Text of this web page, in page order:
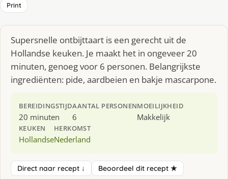
Print
Supersnelle ontbijttaart is een gerecht uit de
Hollandse keuken. Je maakt het in ongeveer 20
minuten, genoeg voor 6 personen. Belangrijkste
ingrediënten: pide, aardbeien en bakje mascarpone.
BEREIDINGSTIJD
20 minuten
AANTAL PERSONEN
6
MOEILIJKHEID
Makkelijk
KEUKEN
Hollandse
HERKOMST
Nederland
Direct naar recept ↓ Beoordeel dit recept ★